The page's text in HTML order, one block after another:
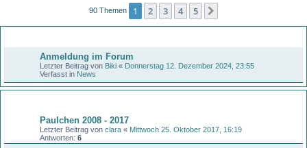
90 Themen 1 2 3 4 5
Anmeldung im Forum
Letzter Beitrag von Biki « Donnerstag 12. Dezember 2024, 23:55
Verfasst in News
Paulchen 2008 - 2017
Letzter Beitrag von clara « Mittwoch 25. Oktober 2017, 16:19
Antworten: 6